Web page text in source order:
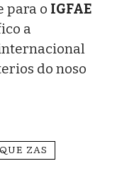
para o IGFAE
a
do noso
ZAS